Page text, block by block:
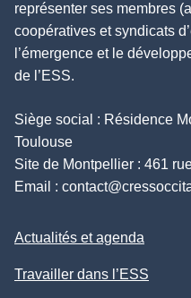
représenter ses membres
coopératives et syndicats
l’émergence et le
de l’ESS.
Siège social : Résidence
Toulouse
Site de Montpellier : 461
Email :
Actualités et agenda
Travailler dans l’ESS